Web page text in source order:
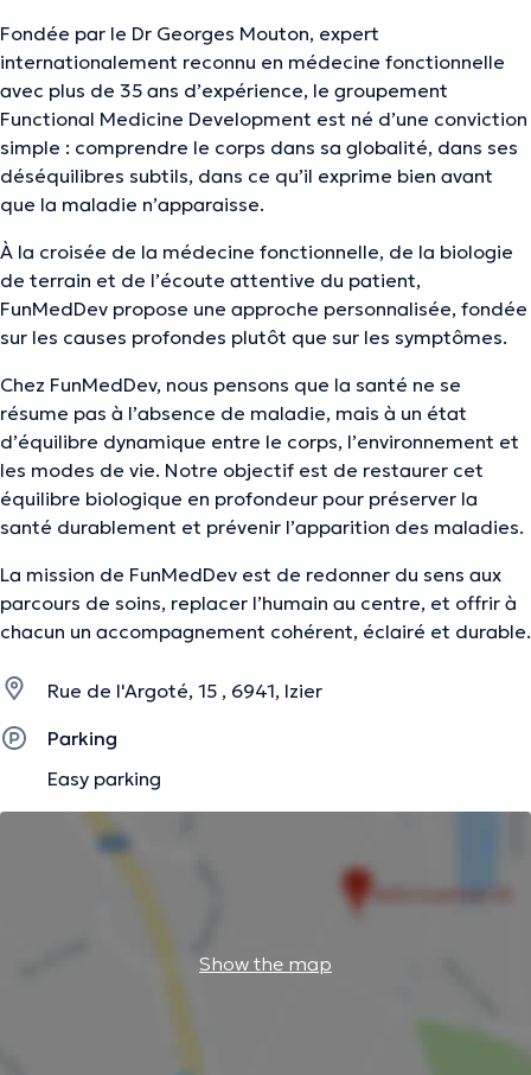
Fondée par le Dr Georges Mouton, expert
internationalement reconnu en médecine fonctionnelle
avec plus de 35 ans d’expérience, le groupement
Functional Medicine Development est né d’une conviction
simple : comprendre le corps dans sa globalité, dans ses
déséquilibres subtils, dans ce qu’il exprime bien avant
que la maladie n’apparaisse.
À la croisée de la médecine fonctionnelle, de la biologie
de terrain et de l’écoute attentive du patient,
FunMedDev propose une approche personnalisée, fondée
sur les causes profondes plutôt que sur les symptômes.
Chez FunMedDev, nous pensons que la santé ne se
résume pas à l’absence de maladie, mais à un état
d’équilibre dynamique entre le corps, l’environnement et
les modes de vie. Notre objectif est de restaurer cet
équilibre biologique en profondeur pour préserver la
santé durablement et prévenir l’apparition des maladies.
La mission de FunMedDev est de redonner du sens aux
parcours de soins, replacer l’humain au centre, et offrir à
chacun un accompagnement cohérent, éclairé et durable.
Rue de l'Argoté, 15 , 6941, Izier
Parking
Easy parking
Show the map